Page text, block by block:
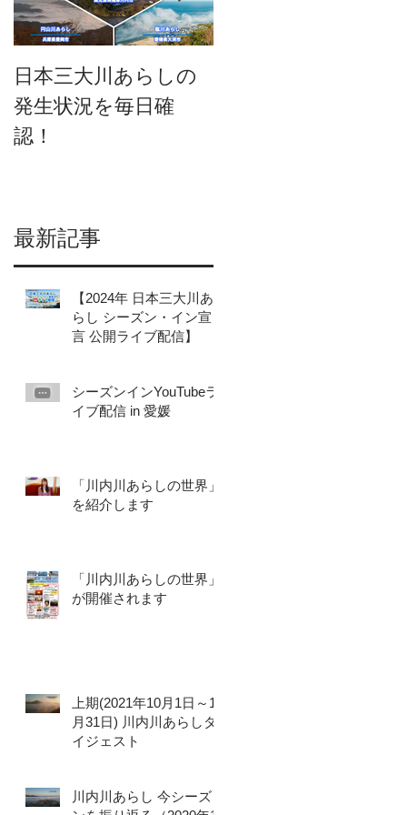
日本三大川あらしの
発生状況を毎日確
認！
最新記事
【2024年 日本三大川あ
らし シーズン・イン宣
言 公開ライブ配信】
シーズンインYouTubeラ
イブ配信 in 愛媛
「川内川あらしの世界」
を紹介します
「川内川あらしの世界」
が開催されます
上期(2021年10月1日～12
月31日) 川内川あらしダ
イジェスト
川内川あらし 今シーズ